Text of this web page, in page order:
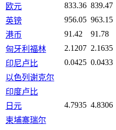
欧元
833.36 839.47
英镑
956.05 963.15
港币
91.42 91.78
匈牙利福林
2.1207 2.1635
印尼卢比
0.0425 0.0433
以色列谢克尔
印度卢比
日元
4.7935 4.8306
柬埔寨瑞尔